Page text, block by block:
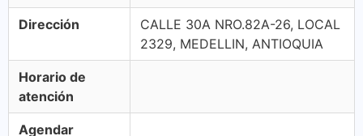
Dirección
CALLE 30A NRO.82A-26, LOCAL
2329, MEDELLIN, ANTIOQUIA
Horario de
atención
Agendar